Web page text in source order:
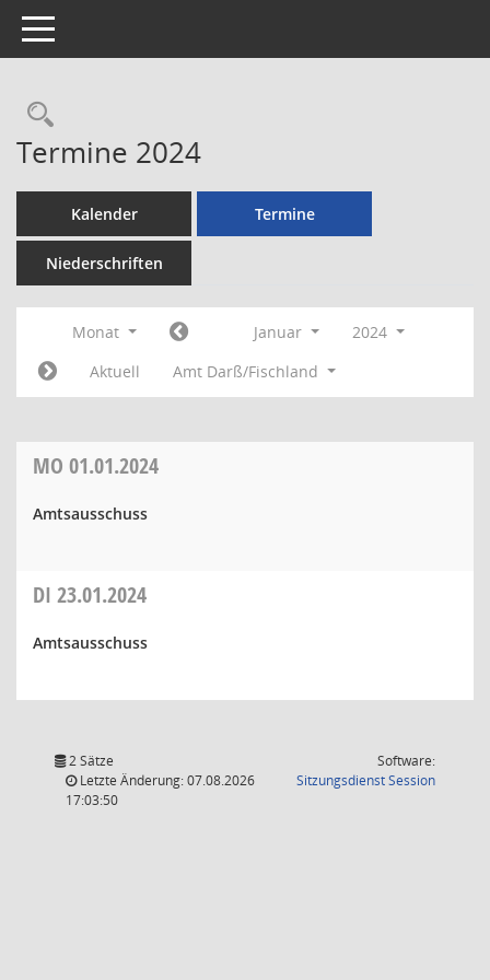
Toggle navigation
Rechercheauswahl
Termine 2024
Kalender Termine
Niederschriften
Monat Januar
2024
Aktuell
Amt Darß/Fischland
MO 01.01.2024
Amtsausschuss
DI 23.01.2024
Amtsausschuss
2 Sätze
Letzte Änderung: 07.08.2026
17:03:50
Software:
SitzungsdienstSession(Wird in